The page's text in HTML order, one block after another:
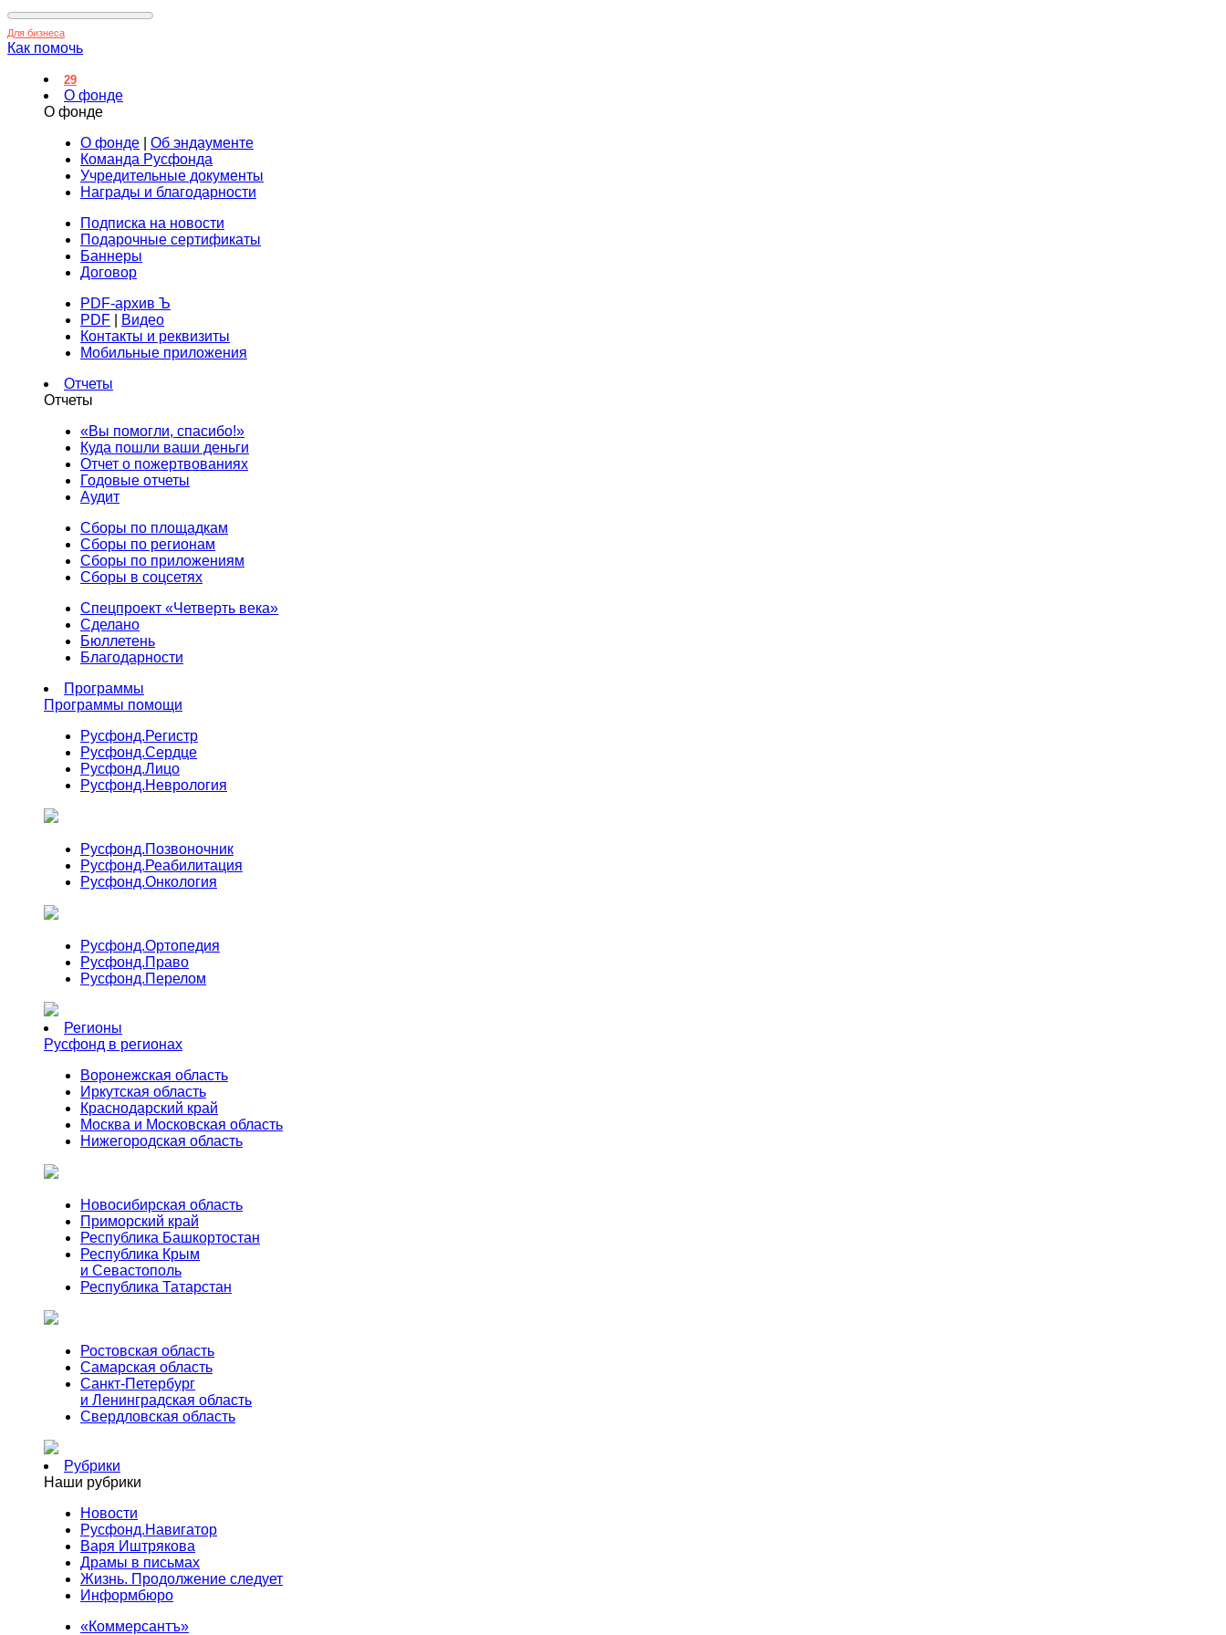
Для бизнеса
Как помочь
29
О фонде
О фонде
О фонде
Об эндаументе
Команда Русфонда
Учредительные документы
Награды и благодарности
Подписка на новости
Подарочные сертификаты
Баннеры
Договор
PDF-архив Ъ
PDF
Видео
Контакты и реквизиты
Мобильные приложения
Отчеты
Отчеты
«Вы помогли, спасибо!»
Куда пошли ваши деньги
Отчет о пожертвованиях
Годовые отчеты
Аудит
Сборы по площадкам
Сборы по регионам
Сборы по приложениям
Сборы в соцсетях
Спецпроект «Четверть века»
Сделано
Бюллетень
Благодарности
Программы
Программы помощи
Русфонд.Регистр
Русфонд.Сердце
Русфонд.Лицо
Русфонд.Неврология
Русфонд.Позвоночник
Русфонд.Реабилитация
Русфонд.Онкология
Русфонд.Ортопедия
Русфонд.Право
Русфонд.Перелом
Регионы
Русфонд в регионах
Воронежская область
Иркутская область
Краснодарский край
Москва и Московская область
Нижегородская область
Новосибирская область
Приморский край
Республика Башкортостан
Республика Крым
и Севастополь
Республика Татарстан
Ростовская область
Самарская область
Санкт-Петербург
и Ленинградская область
Свердловская область
Рубрики
Наши рубрики
Новости
Русфонд.Навигатор
Варя Иштрякова
Драмы в письмах
Жизнь. Продолжение следует
Информбюро
«Коммерсантъ»